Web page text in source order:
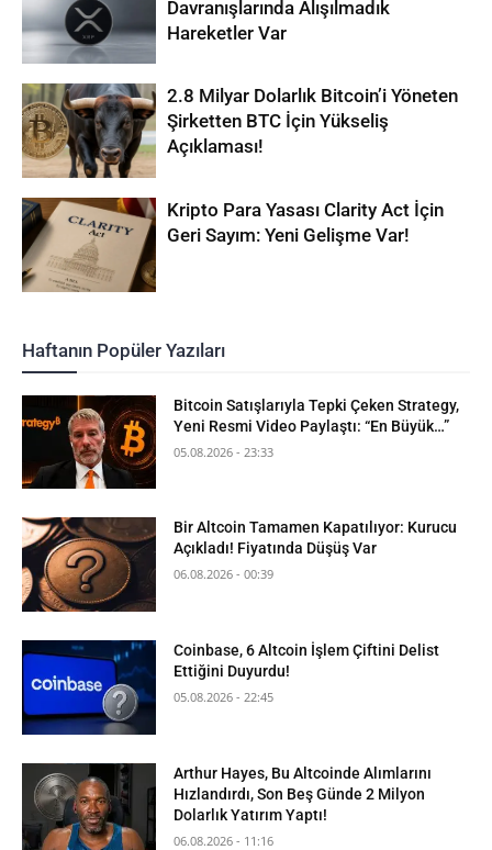
Davranışlarında Alışılmadık
Hareketler Var
2.8 Milyar Dolarlık Bitcoin’i Yöneten
Şirketten BTC İçin Yükseliş
Açıklaması!
Kripto Para Yasası Clarity Act İçin
Geri Sayım: Yeni Gelişme Var!
Haftanın Popüler Yazıları
Bitcoin Satışlarıyla Tepki Çeken Strategy,
Yeni Resmi Video Paylaştı: “En Büyük…”
05.08.2026 - 23:33
Bir Altcoin Tamamen Kapatılıyor: Kurucu
Açıkladı! Fiyatında Düşüş Var
06.08.2026 - 00:39
Coinbase, 6 Altcoin İşlem Çiftini Delist
Ettiğini Duyurdu!
05.08.2026 - 22:45
Arthur Hayes, Bu Altcoinde Alımlarını
Hızlandırdı, Son Beş Günde 2 Milyon
Dolarlık Yatırım Yaptı!
06.08.2026 - 11:16